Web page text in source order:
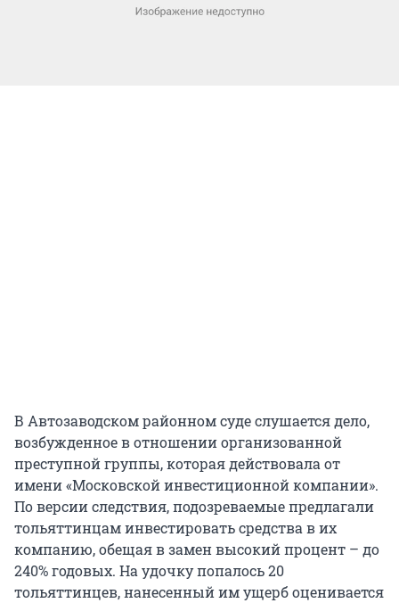
В Автозаводском районном суде слушается дело,
возбужденное в отношении организованной
преступной группы, которая действовала от
имени «Московской инвестиционной компании».
По версии следствия, подозреваемые предлагали
тольяттинцам инвестировать средства в их
компанию, обещая в замен высокий процент – до
240% годовых. На удочку попалось 20
тольяттинцев, нанесенный им ущерб оценивается